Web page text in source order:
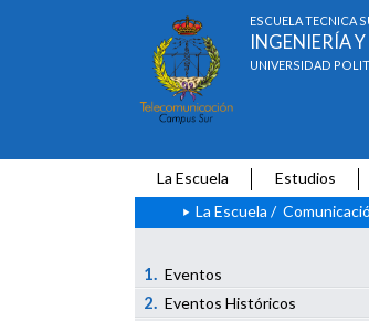
ESCUELA TÉCNICA
INGENIERÍA
UNIVERSIDAD
La Escuela Estudios
La Escuela /
1. Eventos
2. Eventos Históricos